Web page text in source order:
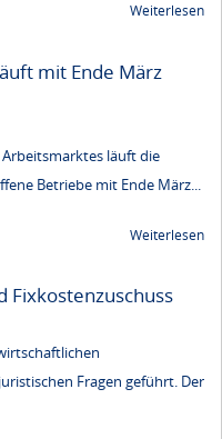
Weiterlesen
mit Ende März
läuft die
Betriebe mit Ende März...
Weiterlesen
Fixkostenzuschuss
Fragen geführt. Der